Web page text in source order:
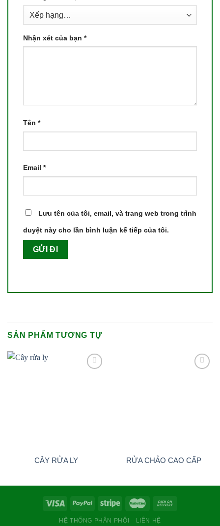
Nhận xét của bạn *
Tên *
Email *
Lưu tên của tôi, email, và trang web trong trình
duyệt này cho lần bình luận kế tiếp của tôi.
SẢN PHẨM TƯƠNG TỰ
CÂY RỬA LY RỬA CHẢO CAO CẤP
HỆ THỐNG PHÂN PHỐI LIÊN HỆ